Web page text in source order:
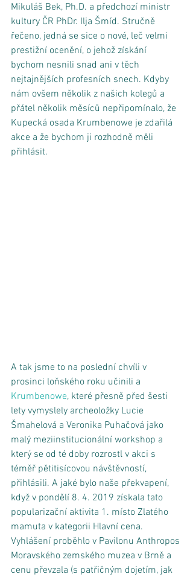
Mikuláš Bek, Ph.D. a předchozí ministr
kultury ČR PhDr. Ilja Šmíd. Stručně
řečeno, jedná se sice o nové, leč velmi
prestižní ocenění, o jehož získání
bychom nesnili snad ani v těch
nejtajnějších profesních snech. Kdyby
nám ovšem několik z našich kolegů a
přátel několik měsíců nepřipomínalo, že
Kupecká osada Krumbenowe je zdařilá
akce a že bychom ji rozhodně měli
přihlásit.
A tak jsme to na poslední chvíli v
prosinci loňského roku učinili a
Krumbenowe, které přesně před šesti
lety vymyslely archeoložky Lucie
Šmahelová a Veronika Puhačová jako
malý meziinstitucionální workshop a
který se od té doby rozrostl v akci s
téměř pětitisícovou návštěvností,
přihlásili. A jaké bylo naše překvapení,
když v pondělí 8. 4. 2019 získala tato
popularizační aktivita 1. místo Zlatého
mamuta v kategorii Hlavní cena.
Vyhlášení proběhlo v Pavilonu Anthropos
Moravského zemského muzea v Brně a
cenu převzala (s patřičným dojetím, jak